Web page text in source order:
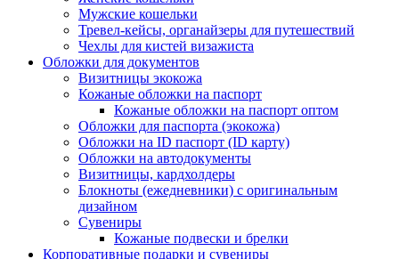
Мужские кошельки
Тревел-кейсы, органайзеры для путешествий
Чехлы для кистей визажиста
Обложки для документов
Визитницы экокожа
Кожаные обложки на паспорт
Кожаные обложки на паспорт оптом
Обложки для паспорта (экокожа)
Обложки на ID паспорт (ID карту)
Обложки на автодокументы
Визитницы, кардхолдеры
Блокноты (ежедневники) с оригинальным
дизайном
Сувениры
Кожаные подвески и брелки
Корпоративные подарки и сувениры